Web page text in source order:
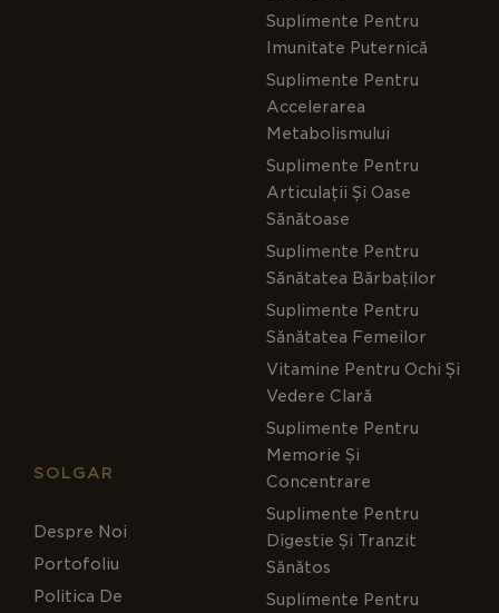
Suplimente Pentru
Imunitate Puternică
Suplimente Pentru
Accelerarea
Metabolismului
Suplimente Pentru
Articulații Și Oase
Sănătoase
Suplimente Pentru
Sănătatea Bărbaților
Suplimente Pentru
Sănătatea Femeilor
Vitamine Pentru Ochi Și
Vedere Clară
Suplimente Pentru
Memorie Și
Concentrare
Suplimente Pentru
Digestie Și Tranzit
Sănătos
Suplimente Pentru
SOLGAR
Despre Noi
Portofoliu
Politica De